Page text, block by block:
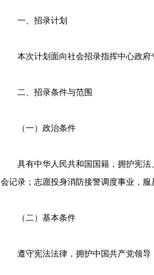
一、招录计划
本次计划面向社会招录指挥中心政府
二、招录条件与范围
（一）政治条件
具有中华人民共和国国籍，拥护宪法
会记录；志愿投身消防接警调度事业，
（二）基本条件
遵守宪法法律，拥护中国共产党领导